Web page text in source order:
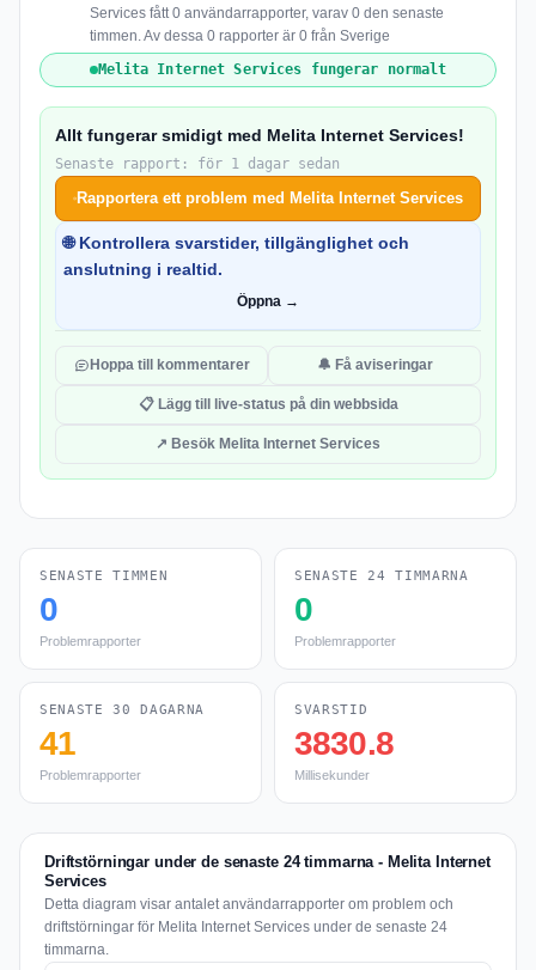
Services fått 0 användarrapporter, varav 0 den senaste
timmen. Av dessa 0 rapporter är 0 från Sverige
Melita Internet Services fungerar normalt
Allt fungerar smidigt med Melita Internet Services!
Senaste rapport: för 1 dagar sedan
Rapportera ett problem med Melita Internet Services
🌐 Kontrollera svarstider, tillgänglighet och
anslutning i realtid.
Öppna →
Hoppa till kommentarer 🔔 Få aviseringar
📋 Lägg till live-status på din webbsida
↗ Besök Melita Internet Services
SENASTE TIMMEN
0
Problemrapporter
SENASTE 24 TIMMARNA
0
Problemrapporter
SENASTE 30 DAGARNA
41
Problemrapporter
SVARSTID
3830.8
Millisekunder
Driftstörningar under de senaste 24 timmarna - Melita Internet
Services
Detta diagram visar antalet användarrapporter om problem och
driftstörningar för Melita Internet Services under de senaste 24
timmarna.